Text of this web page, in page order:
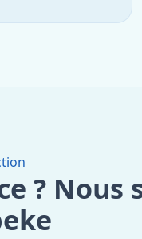
? Nous